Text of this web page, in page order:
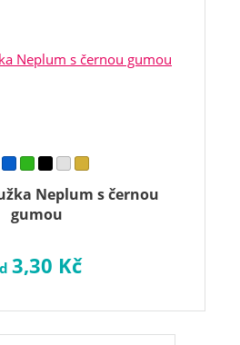
Neplum s černou
gumou
3,30 Kč